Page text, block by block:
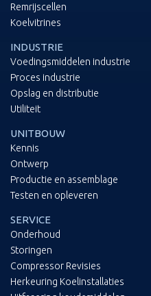
Remrijscellen
Koelvitrines
INDUSTRIE
Voedingsmiddelen industrie
Proces industrie
Opslag en distributie
Utiliteit
UNITBOUW
Kennis
Ontwerp
Productie en assemblage
Testen en opleveren
SERVICE
Onderhoud
Storingen
Compressor Revisies
Herkeuring Koelinstallaties